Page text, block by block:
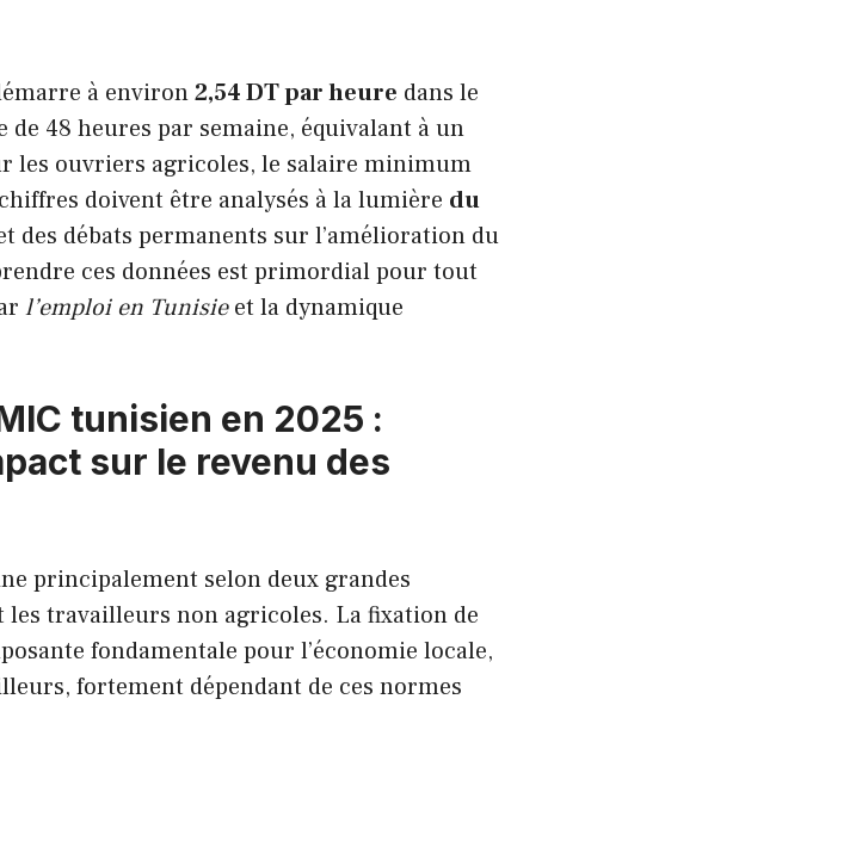
à environ2,54 DT par heure dans le
48 heures par semaine, équivalant à un
les ouvriers agricoles, le salaire minimum
doivent être analysés à la lumière du
des débats permanents sur l’amélioration du
ces données est primordial pour tout
l’emploi en Tunisieet la dynamique
tunisien en 2025 :
sur le revenu des
principalement selon deux grandes
travailleurs non agricoles. La fixation de
fondamentale pour l’économie locale,
fortement dépendant de ces normes